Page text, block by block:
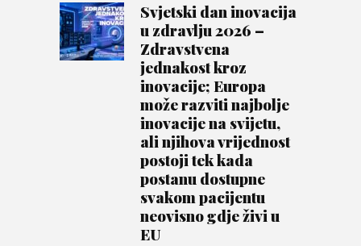
Svjetski dan inovacija
u zdravlju 2026 –
Zdravstvena
jednakost kroz
inovacije; Europa
može razviti najbolje
inovacije na svijetu,
ali njihova vrijednost
postoji tek kada
postanu dostupne
svakom pacijentu
neovisno gdje živi u
EU